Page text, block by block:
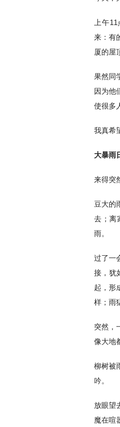
上午
来：有
厦的
果然同
因为他
使很多
我真希
大暴雨
来得突
豆大的
去；离
雨。
过了一
接，犹
起，形
样；雨
突然，
像大地
柳树被
吟。
放眼望
魔在喧